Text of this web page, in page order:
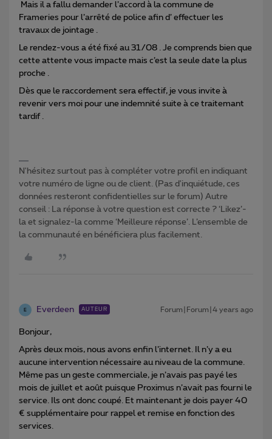
Mais il a fallu demander l’accord à la commune de
Frameries pour l’arrêté de police afin d’ effectuer les
travaux de jointage .
Le rendez-vous a été fixé au 31/08 . Je comprends bien que
cette attente vous impacte mais c’est la seule date la plus
proche .
Dès que le raccordement sera effectif, je vous invite à
revenir vers moi pour une indemnité suite à ce traitemant
tardif .
N'hésitez surtout pas à compléter votre profil en indiquant
votre numéro de ligne ou de client. (Pas d'inquiétude, ces
données resteront confidentielles sur le forum) Autre
conseil : La réponse à votre question est correcte ? ‘Likez’-
la et signalez-la comme ‘Meilleure réponse’. L’ensemble de
la communauté en bénéficiera plus facilement.
E Everdeen AUTEUR Forum|Forum|4 years ago
Bonjour,
Après deux mois, nous avons enfin l’internet. Il n’y a eu
aucune intervention nécessaire au niveau de la commune.
Même pas un geste commerciale, je n’avais pas payé les
mois de juillet et août puisque Proximus n’avait pas fourni le
service. Ils ont donc coupé. Et maintenant je dois payer 40
€ supplémentaire pour rappel et remise en fonction des
services.